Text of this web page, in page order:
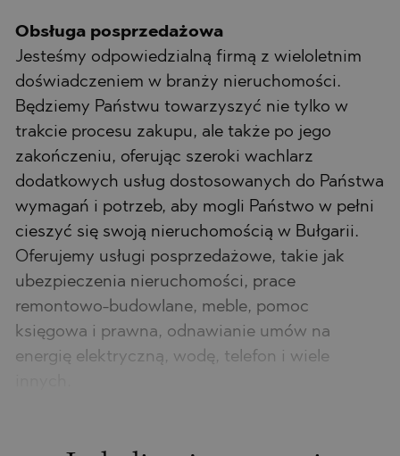
Obsługa posprzedażowa
Jesteśmy odpowiedzialną firmą z wieloletnim
doświadczeniem w branży nieruchomości.
Będziemy Państwu towarzyszyć nie tylko w
trakcie procesu zakupu, ale także po jego
zakończeniu, oferując szeroki wachlarz
dodatkowych usług dostosowanych do Państwa
wymagań i potrzeb, aby mogli Państwo w pełni
cieszyć się swoją nieruchomością w Bułgarii.
Oferujemy usługi posprzedażowe, takie jak
ubezpieczenia nieruchomości, prace
remontowo-budowlane, meble, pomoc
księgowa i prawna, odnawianie umów na
energię elektryczną, wodę, telefon i wiele